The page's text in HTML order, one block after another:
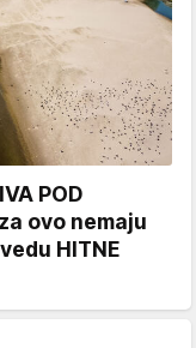
POD
ovo nemaju
HITNE